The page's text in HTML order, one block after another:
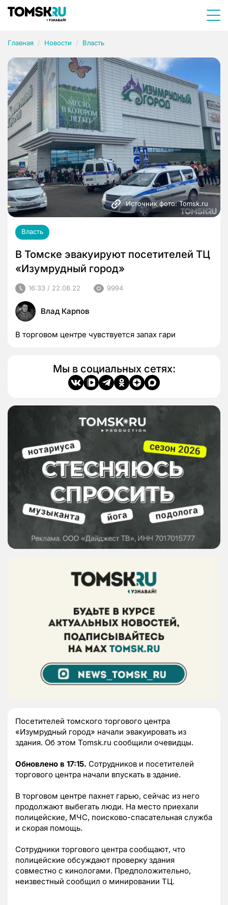
Главная Новости Власть
Источник фото: Tomsk.ru
Власть
В Томске эвакуируют посетителей ТЦ
«Изумрудный город»
16:33 / 22.08.22 9994
Влад Карпов
В торговом центре чувствуется запах гари
Мы в социальных сетях:
Посетителей томского торгового центра
«Изумрудный город» начали эвакуировать из
здания. Об этом Tomsk.ru сообщили очевидцы.
Обновлено в 17:15. Сотрудников и посетителей
торгового центра начали впускать в здание.
В торговом центре пахнет гарью, сейчас из него
продолжают выбегать люди. На место приехали
полицейские, МЧС, поисково-спасательная служба
и скорая помощь.
Сотрудники торгового центра сообщают, что
полицейские обсуждают проверку здания
совместно с кинологами. Предположительно,
неизвестный сообщил о минировании ТЦ.